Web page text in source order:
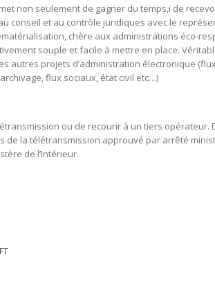
non seulement de gagner du temps,i de
conseil et au contrôle juridiques avec le
chère aux administrations éco-
souple et facile à mettre en place.
autres projets d’administration électronique
flux sociaux, état civil etc…)
ou de recourir à un tiers opérateur.
de la télétransmission approuvé par arrêté
de l’Intérieur.